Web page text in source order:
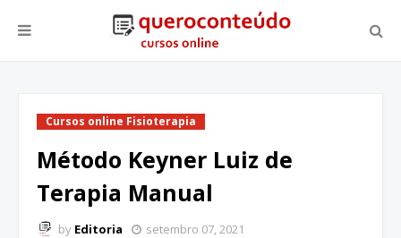
Cursos online Fisioterapia
Método Keyner Luiz de
Terapia Manual
by Editoria setembro 07, 2021